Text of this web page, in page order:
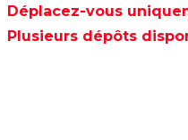
-
PAF15-
Déplacez-vous
Plusieurs dépôts